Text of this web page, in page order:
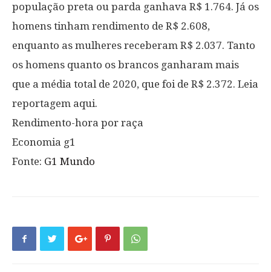
população preta ou parda ganhava R$ 1.764. Já os
homens tinham rendimento de R$ 2.608,
enquanto as mulheres receberam R$ 2.037. Tanto
os homens quanto os brancos ganharam mais
que a média total de 2020, que foi de R$ 2.372. Leia
reportagem aqui.
Rendimento-hora por raça
Economia g1
Fonte: G1 Mundo